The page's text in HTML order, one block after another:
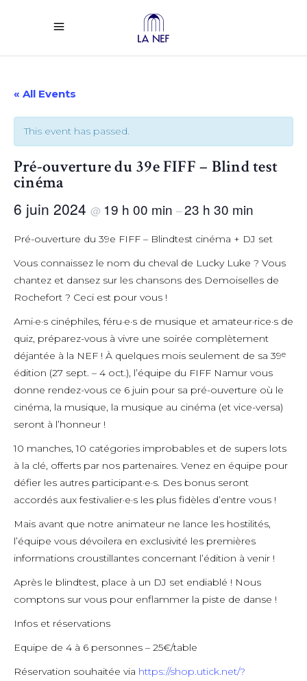
« All Events
This event has passed.
Pré-ouverture du 39e FIFF – Blind test
cinéma
6 juin 2024 @ 19 h 00 min –23 h 30 min
Pré-ouverture du 39e FIFF – Blindtest cinéma + DJ set
Vous connaissez le nom du cheval de Lucky Luke ? Vous
chantez et dansez sur les chansons des Demoiselles de
Rochefort ? Ceci est pour vous !
Ami·e·s cinéphiles, féru·e·s de musique et amateur·rice·s de
quiz, préparez-vous à vivre une soirée complètement
déjantée à la NEF ! À quelques mois seulement de sa 39e
édition (27 sept. – 4 oct.), l’équipe du FIFF Namur vous
donne rendez-vous ce 6 juin pour sa pré-ouverture où le
cinéma, la musique, la musique au cinéma (et vice-versa)
seront à l’honneur !
10 manches, 10 catégories improbables et de supers lots
à la clé, offerts par nos partenaires. Venez en équipe pour
défier les autres participant·e·s. Des bonus seront
accordés aux festivalier·e·s les plus fidèles d’entre vous !
Mais avant que notre animateur ne lance les hostilités,
l’équipe vous dévoilera en exclusivité les premières
informations croustillantes concernant l’édition à venir !
Après le blindtest, place à un DJ set endiablé ! Nous
comptons sur vous pour enflammer la piste de danse !
Infos et réservations
Equipe de 4 à 6 personnes – 25€/table
Réservation souhaitée via https://shop.utick.net/?